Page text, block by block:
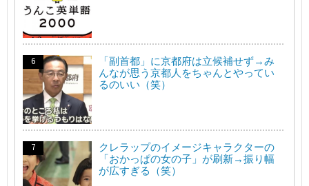
「副首都」に京都府は立候補せず→み
んなが思う京都人をちゃんとやってい
るのいい（笑）
クレラップのイメージキャラクターの
「おかっぱの女の子」が刷新→振り幅
が広すぎる（笑）